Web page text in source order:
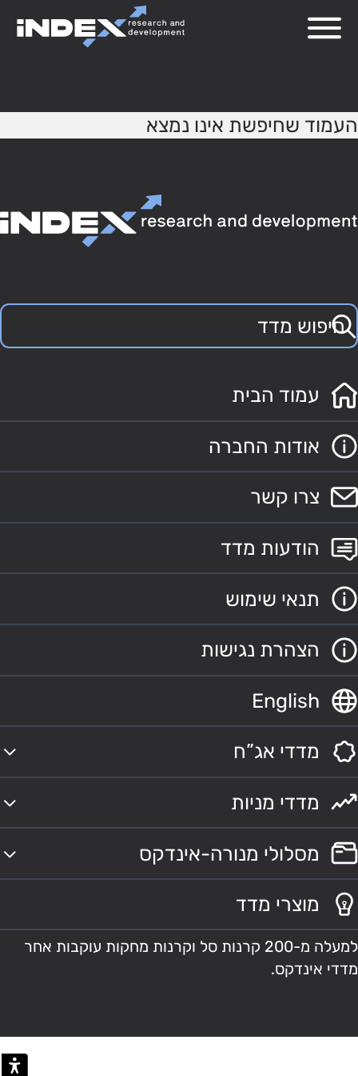
העמוד שחיפשת אינו נמצא
עמוד הבית
אודות החברה
צרו קשר
הודעות מדד
תנאי שימוש
הצהרת נגישות
English
מדדי אג”ח
מדדי מניות
מסלולי מנורה-אינדקס
מוצרי מדד
למעלה מ-200 קרנות סל וקרנות מחקות עוקבות אחר
מדדי אינדקס.